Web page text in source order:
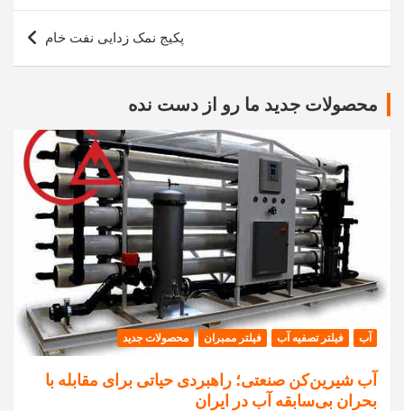
پکیج نمک زدایی نفت خام
محصولات جدید ما رو از دست نده
آب فیلتر تصفیه آب فیلتر ممبران محصولات جدید
آب شیرین‌کن صنعتی؛ راهبردی حیاتی برای مقابله با
بحران بی‌سابقه آب در ایران